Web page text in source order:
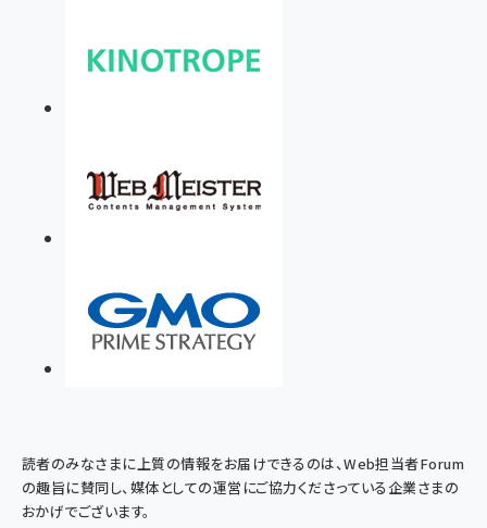
読者のみなさまに上質の情報をお届けできるのは、Web担当者Forum
の趣旨に賛同し、媒体としての運営にご協力くださっている企業さまの
おかげでございます。